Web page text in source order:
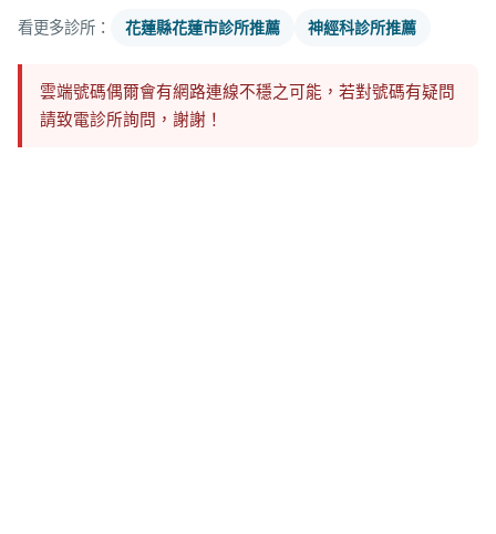
看更多診所： 花蓮縣花蓮市診所推薦 神經科診所推薦
雲端號碼偶爾會有網路連線不穩之可能，若對號碼有疑問
請致電診所詢問，謝謝！